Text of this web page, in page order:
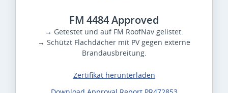
FM 4484 Approved
→ Getestet und auf FM RoofNav gelistet.
→ Schützt Flachdächer mit PV gegen externe
Brandausbreitung.
Zertifikat herunterladen